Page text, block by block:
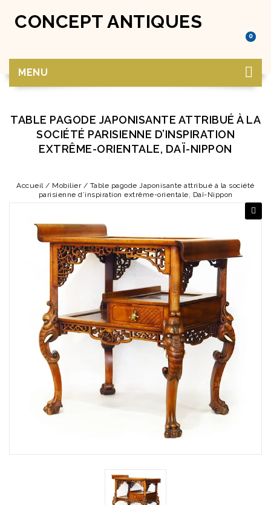
CONCEPT ANTIQUES
0
MENU
TABLE PAGODE JAPONISANTE ATTRIBUÉ À LA
SOCIÉTÉ PARISIENNE D’INSPIRATION
EXTRÊME-ORIENTALE, DAÏ-NIPPON
Accueil/ Mobilier/ Table pagode Japonisante attribué à la société
parisienne d’inspiration extrême-orientale, Daï-Nippon